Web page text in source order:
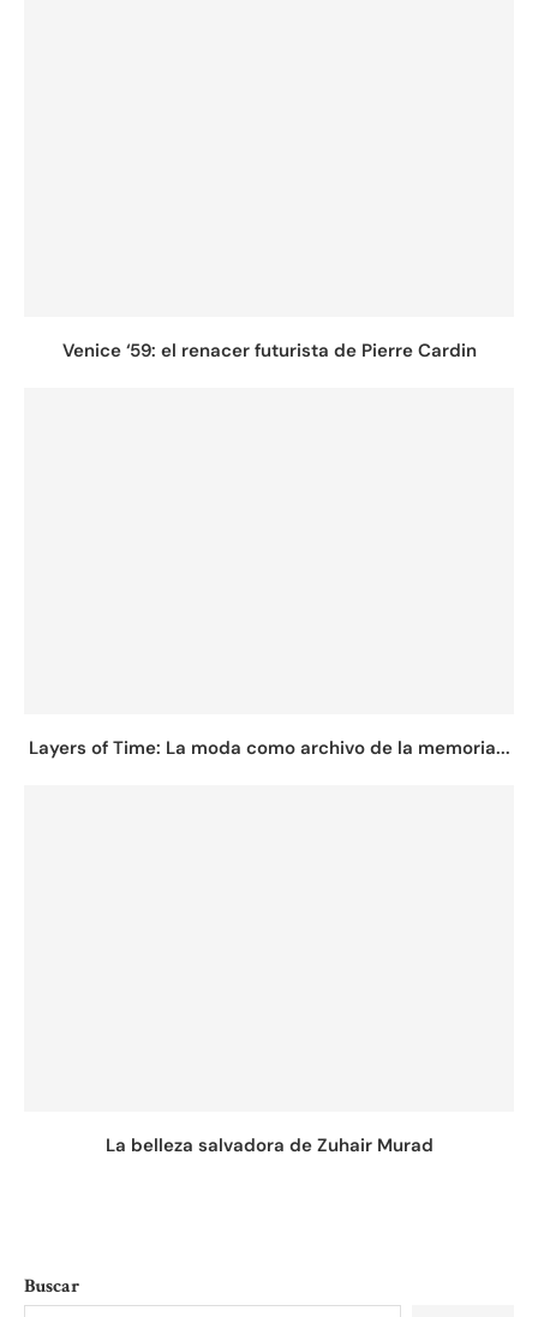
Venice ‘59: el renacer futurista de Pierre Cardin
Layers of Time: La moda como archivo de la memoria...
La belleza salvadora de Zuhair Murad
Buscar